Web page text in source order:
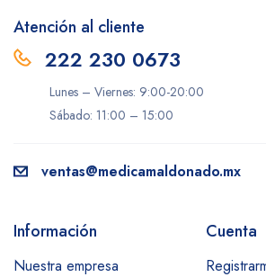
Atención al cliente
222 230 0673
Lunes – Viernes: 9:00-20:00
Sábado: 11:00 – 15:00
ventas@medicamaldonado.mx
Información
Nuestra empresa
Cuenta